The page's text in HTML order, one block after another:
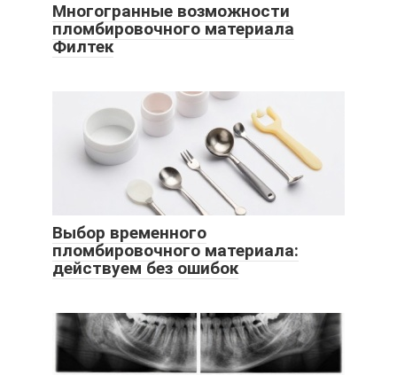
Многогранные возможности
пломбировочного материала
Филтек
Выбор временного
пломбировочного материала:
действуем без ошибок